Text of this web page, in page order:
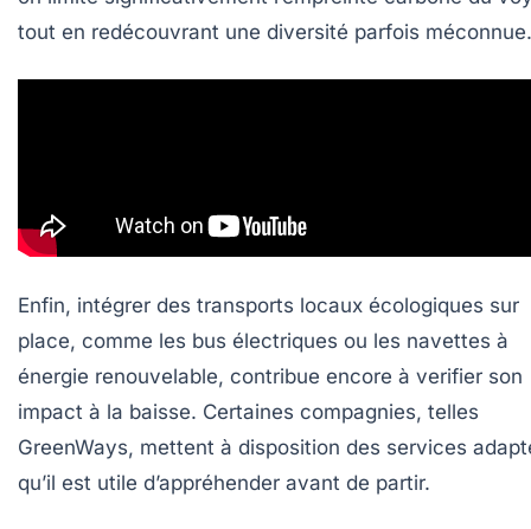
tout en redécouvrant une diversité parfois méconnue.
Enfin, intégrer des transports locaux écologiques sur
place, comme les bus électriques ou les navettes à
énergie renouvelable, contribue encore à verifier son
impact à la baisse. Certaines compagnies, telles
GreenWays, mettent à disposition des services
qu’il est utile d’appréhender avant de partir.